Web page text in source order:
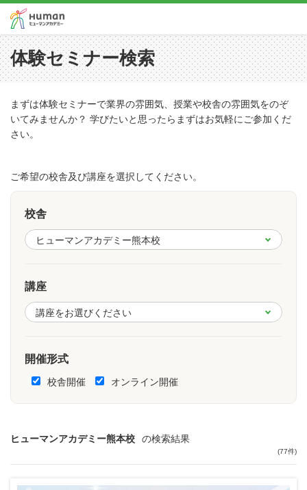
体験セミナー検索
まずは体験セミナーで業界の雰囲気、授業や校舎の雰囲気をのぞ
いてみませんか？ 学びたいと思ったらまずはお気軽にご参加くだ
さい。
ご希望の校舎及び講座を選択してください。
校舎
講座
開催形式
校舎開催 オンライン開催
ヒューマンアカデミー熊本校 の検索結果
(77件)